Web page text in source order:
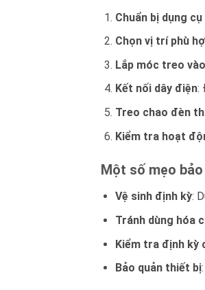
Chuẩn bị dụng
Chọn vị trí phù
Lắp móc treo
Kết nối dây điện:
Treo chao đèn
Kiểm tra hoạt
Một số mẹo
Vệ sinh định kỳ:
Tránh dùng hóa
Kiểm tra định kỳ
Bảo quản thiết bị